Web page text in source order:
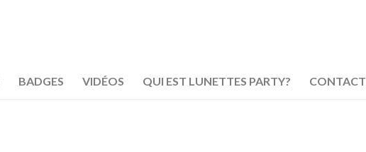
BADGES VIDÉOS QUI EST LUNETTES PARTY? CONTACT